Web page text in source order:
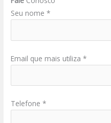
Seu nome *
Email que mais utiliza *
Telefone *